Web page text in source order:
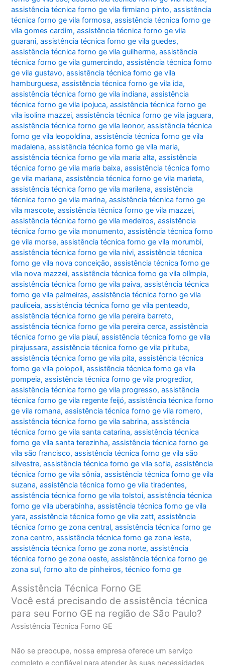
assistência técnica forno ge vila firmiano pinto,assistência
técnica forno ge vila formosa,assistência técnica forno ge
vila gomes cardim,assistência técnica forno ge vila
guarani,assistência técnica forno ge vila guedes,
assistência técnica forno ge vila guilherme,assistência
técnica forno ge vila gumercindo,assistência técnica forno
ge vila gustavo,assistência técnica forno ge vila
hamburguesa,assistência técnica forno ge vila ida,
assistência técnica forno ge vila indiana,assistência
técnica forno ge vila ipojuca,assistência técnica forno ge
vila isolina mazzei,assistência técnica forno ge vila jaguara,
assistência técnica forno ge vila leonor,assistência técnica
forno ge vila leopoldina,assistência técnica forno ge vila
madalena,assistência técnica forno ge vila maria,
assistência técnica forno ge vila maria alta,assistência
técnica forno ge vila maria baixa,assistência técnica forno
ge vila mariana,assistência técnica forno ge vila marieta,
assistência técnica forno ge vila marilena,assistência
técnica forno ge vila marina,assistência técnica forno ge
vila mascote,assistência técnica forno ge vila mazzei,
assistência técnica forno ge vila medeiros,assistência
técnica forno ge vila monumento,assistência técnica forno
ge vila morse,assistência técnica forno ge vila morumbi,
assistência técnica forno ge vila nivi,assistência técnica
forno ge vila nova conceição,assistência técnica forno ge
vila nova mazzei,assistência técnica forno ge vila olímpia,
assistência técnica forno ge vila paiva,assistência técnica
forno ge vila palmeiras,assistência técnica forno ge vila
pauliceia,assistência técnica forno ge vila penteado,
assistência técnica forno ge vila pereira barreto,
assistência técnica forno ge vila pereira cerca,assistência
técnica forno ge vila piauí,assistência técnica forno ge vila
pirajussara,assistência técnica forno ge vila pirituba,
assistência técnica forno ge vila pita,assistência técnica
forno ge vila polopoli,assistência técnica forno ge vila
pompeia,assistência técnica forno ge vila progredior,
assistência técnica forno ge vila progresso,assistência
técnica forno ge vila regente feijó,assistência técnica forno
ge vila romana,assistência técnica forno ge vila romero,
assistência técnica forno ge vila sabrina,assistência
técnica forno ge vila santa catarina,assistência técnica
forno ge vila santa terezinha,assistência técnica forno ge
vila são francisco,assistência técnica forno ge vila são
silvestre,assistência técnica forno ge vila sofia,assistência
técnica forno ge vila sônia,assistência técnica forno ge vila
suzana,assistência técnica forno ge vila tiradentes,
assistência técnica forno ge vila tolstoi,assistência técnica
forno ge vila uberabinha,assistência técnica forno ge vila
yara,assistência técnica forno ge vila zatt,assistência
técnica forno ge zona central,assistência técnica forno ge
zona centro,assistência técnica forno ge zona leste,
assistência técnica forno ge zona norte,assistência
técnica forno ge zona oeste,assistência técnica forno ge
zona sul,forno alto de pinheiros,técnico forno ge
Assistência Técnica Forno GE
Você está precisando de assistência técnica
para seu Forno GE na região de São Paulo?
Assistência Técnica Forno GE
Não se preocupe, nossa empresa oferece um serviço
completo e confiável para atender às suas necessidades